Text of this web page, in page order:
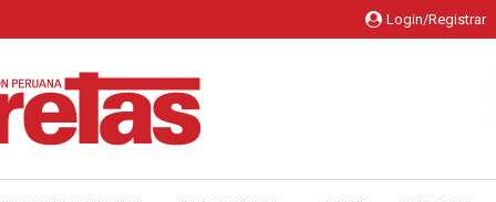
Login/Registrar